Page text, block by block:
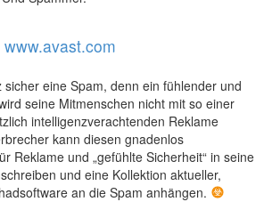
www.avast.com
sicher eine Spam, denn ein fühlender und
seine Mitmenschen nicht mit so einer
intelligenzverachtenden Reklame
kann diesen gnadenlos
Reklame und „gefühlte Sicherheit“ in seine
und eine Kollektion aktueller,
an die Spam anhängen.